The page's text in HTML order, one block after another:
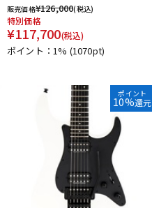
販売価格¥126,000(税込)
特別価格
¥117,700(税込)
ポイント：1% (1070pt)
ポイント
10%還元